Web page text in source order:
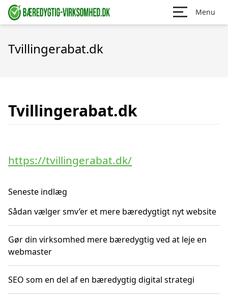
Menu
Tvillingerabat.dk
Tvillingerabat.dk
https://tvillingerabat.dk/
Seneste indlæg
Sådan vælger smv’er et mere bæredygtigt nyt website
Gør din virksomhed mere bæredygtig ved at leje en
webmaster
SEO som en del af en bæredygtig digital strategi